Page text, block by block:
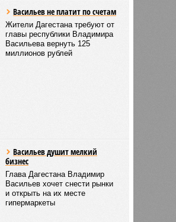
Васильев не платит по счетам
Жители Дагестана требуют от
главы республики Владимира
Васильева вернуть 125
миллионов рублей
Васильев душит мелкий
бизнес
Глава Дагестана Владимир
Васильев хочет снести рынки
и открыть на их месте
гипермаркеты